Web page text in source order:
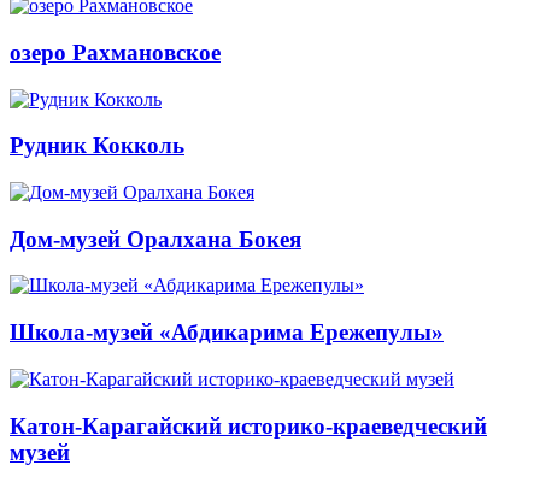
озеро Рахмановское
Рудник Кокколь
Дом-музей Оралхана Бокея
Школа-музей «Абдикарима Ережепулы»
Катон-Карагайский историко-краеведческий
музей